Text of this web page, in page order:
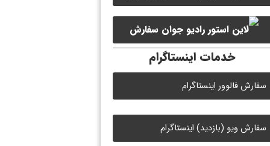
سفارش ممبر کانال سروش
لایک ویدیو آپارات
سفارش
لایک رادیو جوان
خدمات اینستاگرام
سفارش فالوور اینستاگرام
سفارش ویو (بازدید) اینستاگرام